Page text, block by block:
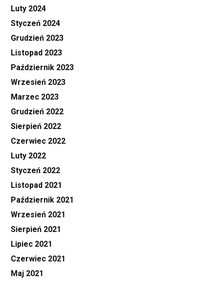
Luty 2024
Styczeń 2024
Grudzień 2023
Listopad 2023
Październik 2023
Wrzesień 2023
Marzec 2023
Grudzień 2022
Sierpień 2022
Czerwiec 2022
Luty 2022
Styczeń 2022
Listopad 2021
Październik 2021
Wrzesień 2021
Sierpień 2021
Lipiec 2021
Czerwiec 2021
Maj 2021